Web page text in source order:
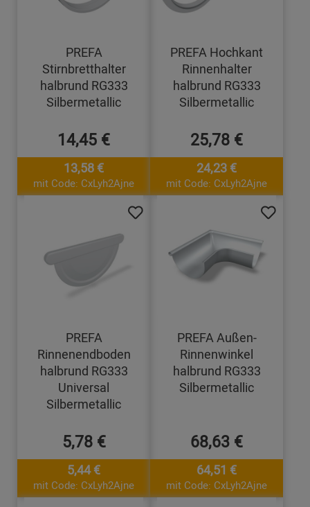
PREFA
Stirnbretthalter
halbrund RG333
Silbermetallic
14,45 €
13,58 €
mit Code: CxLyh2Ajne
PREFA Hochkant
Rinnenhalter
halbrund RG333
Silbermetallic
25,78 €
24,23 €
mit Code: CxLyh2Ajne
PREFA
Rinnenendboden
halbrund RG333
Universal
Silbermetallic
5,78 €
5,44 €
mit Code: CxLyh2Ajne
PREFA Außen-
Rinnenwinkel
halbrund RG333
Silbermetallic
68,63 €
64,51 €
mit Code: CxLyh2Ajne